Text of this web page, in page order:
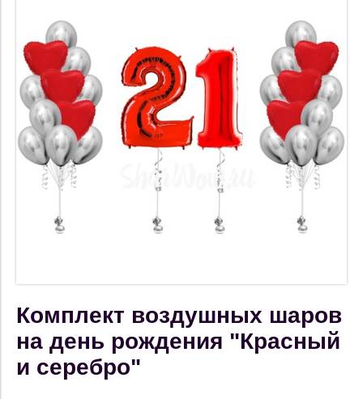
Комплект воздушных шаров
на день рождения "Красный
и серебро"